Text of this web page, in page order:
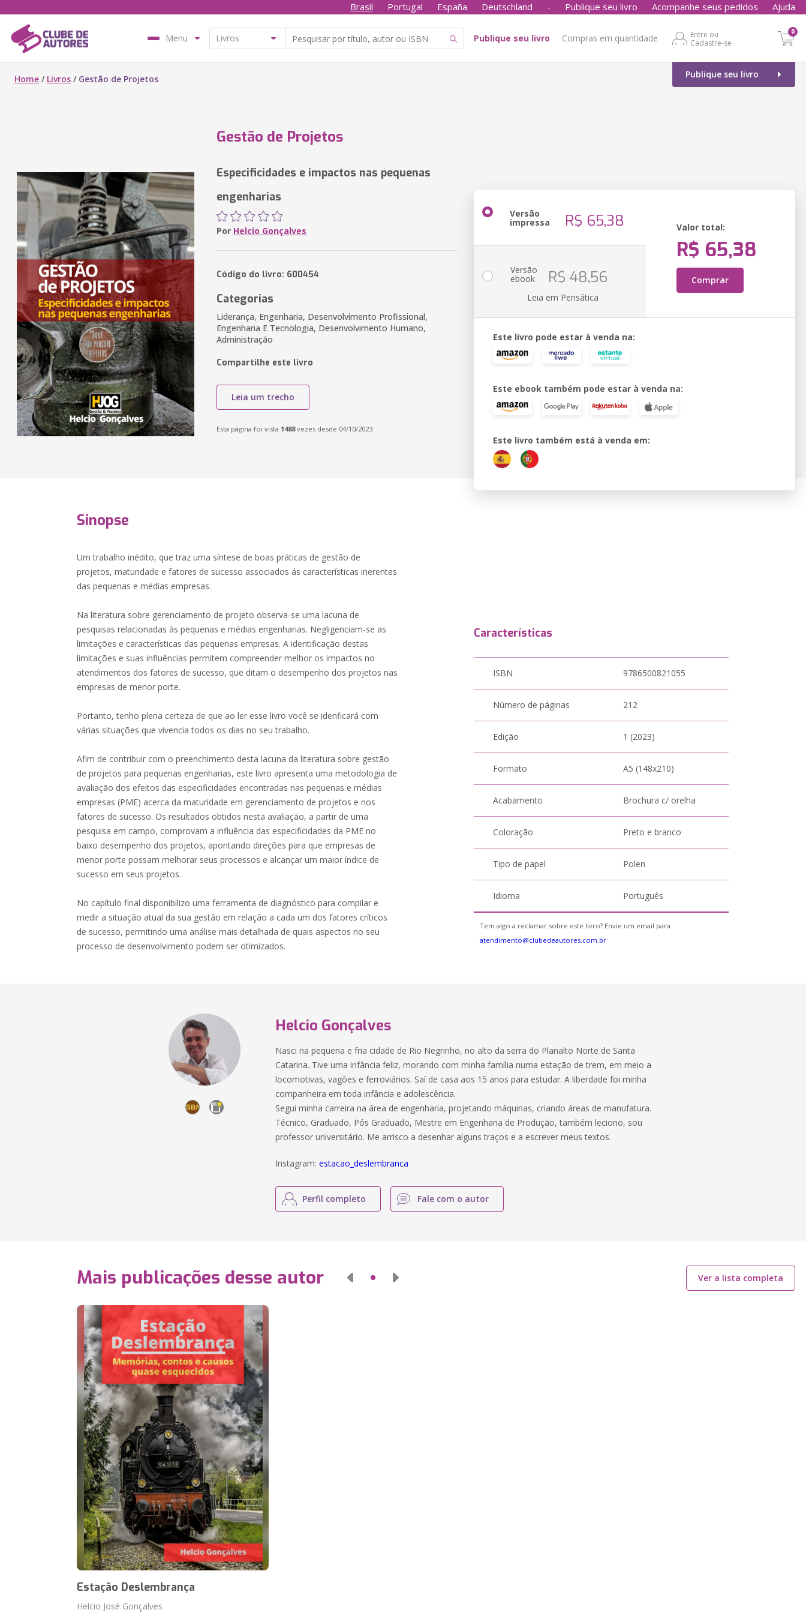
Brasil Portugal España Deutschland - Publique seu livro Acompanhe seus pedidos Ajuda
Menu Publique seu livro Compras em quantidade
Entre ou
Cadastre-se
0
Publique seu livro
Home / Livros / Gestão de Projetos
Gestão de Projetos
Especificidades e impactos nas pequenas
engenharias
Por Helcio Gonçalves
Código do livro: 600454
Categorias
Liderança, Engenharia, Desenvolvimento Profissional,
Engenharia E Tecnologia, Desenvolvimento Humano,
Administração
Compartilhe este livro
Leia um trecho
Esta página foi vista 1488vezes desde 04/10/2023
Versão
impressa R$ 65,38 Valor total:
R$ 65,38
Comprar
Versão
ebook R$ 48,56
Leia em Pensática
Este livro pode estar à venda na:
Este ebook também pode estar à venda na:
Este livro também está à venda em:
Sinopse
Um trabalho inédito, que traz uma síntese de boas práticas de gestão de
projetos, maturidade e fatores de sucesso associados ás características inerentes
das pequenas e médias empresas.
Na literatura sobre gerenciamento de projeto observa-se uma lacuna de
pesquisas relacionadas às pequenas e médias engenharias. Negligenciam-se as
limitações e características das pequenas empresas. A identificação destas
limitações e suas influências permitem compreender melhor os impactos no
atendimentos dos fatores de sucesso, que ditam o desempenho dos projetos nas
empresas de menor porte.
Portanto, tenho plena certeza de que ao ler esse livro você se idenficará com
várias situações que vivencia todos os dias no seu trabalho.
Afim de contribuir com o preenchimento desta lacuna da literatura sobre gestão
de projetos para pequenas engenharias, este livro apresenta uma metodologia de
avaliação dos efeitos das especificidades encontradas nas pequenas e médias
empresas (PME) acerca da maturidade em gerenciamento de projetos e nos
fatores de sucesso. Os resultados obtidos nesta avaliação, a partir de uma
pesquisa em campo, comprovam a influência das especificidades da PME no
baixo desempenho dos projetos, apontando direções para que empresas de
menor porte possam melhorar seus processos e alcançar um maior índice de
sucesso em seus projetos.
No capítulo final disponibilizo uma ferramenta de diagnóstico para compilar e
medir a situação atual da sua gestão em relação a cada um dos fatores críticos
de sucesso, permitindo uma análise mais detalhada de quais aspectos no seu
processo de desenvolvimento podem ser otimizados.
Características
ISBN 9786500821055
Número de páginas 212
Edição 1 (2023)
Formato A5 (148x210)
Acabamento Brochura c/ orelha
Coloração Preto e branco
Tipo de papel Polen
Idioma Português
Tem algo a reclamar sobre este livro? Envie um email para
atendimento@clubedeautores.com.br
Helcio Gonçalves
Nasci na pequena e fria cidade de Rio Negrinho, no alto da serra do Planalto Norte de Santa
Catarina. Tive uma infância feliz, morando com minha família numa estação de trem, em meio a
locomotivas, vagões e ferroviários. Saí de casa aos 15 anos para estudar. A liberdade foi minha
companheira em toda infância e adolescência.
Segui minha carreira na área de engenharia, projetando máquinas, criando áreas de manufatura.
Técnico, Graduado, Pós Graduado, Mestre em Engenharia de Produção, também leciono, sou
professor universitário. Me arrisco a desenhar alguns traços e a escrever meus textos.
Instagram:estacao_deslembranca
Perfil completo Fale com o autor
Mais publicações desse autor Ver a lista completa
Estação Deslembrança
Helcio José Gonçalves